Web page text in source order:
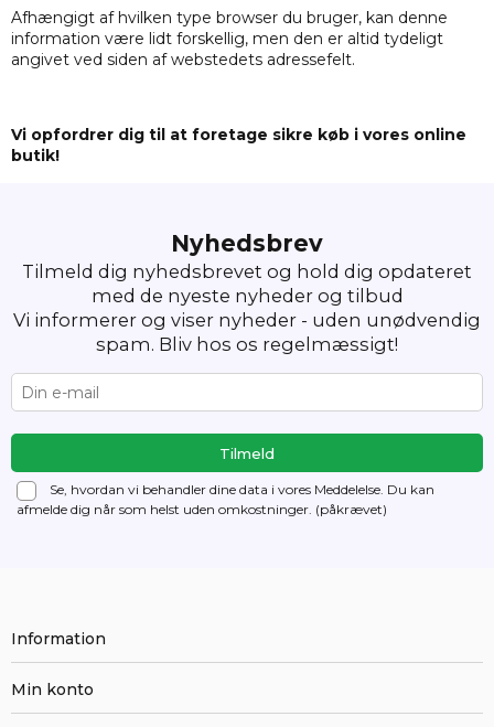
Afhængigt af hvilken type browser du bruger, kan denne
information være lidt forskellig, men den er altid tydeligt
angivet ved siden af webstedets adressefelt.
Vi opfordrer dig til at foretage sikre køb i vores online
butik!
Nyhedsbrev
Tilmeld dig nyhedsbrevet og hold dig opdateret
med de nyeste nyheder og tilbud
Vi informerer og viser nyheder - uden unødvendig
spam. Bliv hos os regelmæssigt!
Se, hvordan vi behandler dine data i vores Meddelelse. Du kan
afmelde dig når som helst uden omkostninger. (påkrævet)
Information
Min konto